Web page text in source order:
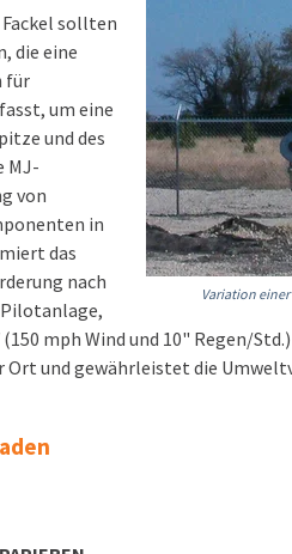
Variation
sollten
die eine
für
um eine
und des
MJ-
von
in
das
nach
mph Wind und 10" Regen/
Ort und gewährleistet die